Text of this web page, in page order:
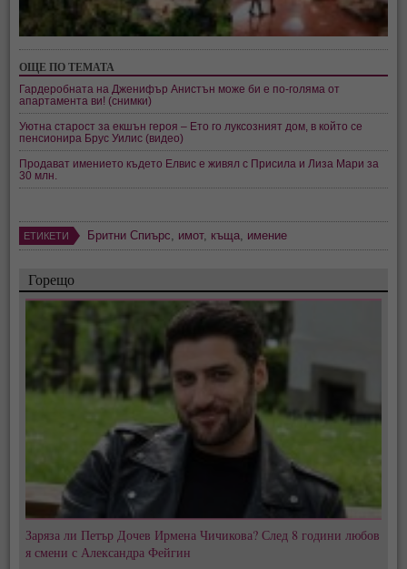
ОЩЕ ПО ТЕМАТА
Гардеробната на Дженифър Анистън може би е по-голяма от
апартамента ви! (снимки)
Уютна старост за екшън героя – Ето го луксозният дом, в който се
пенсионира Брус Уилис (видео)
Продават имението където Елвис е живял с Присила и Лиза Мари за
30 млн.
ЕТИКЕТИ Бритни Спиърс, имот, къща, имение
Горещо
Заряза ли Петър Дочев Ирмена Чичикова? След 8 години любов
я смени с Александра Фейгин